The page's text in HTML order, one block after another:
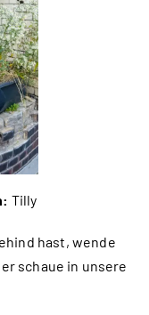
Tilly
hast, wende
schaue in unsere